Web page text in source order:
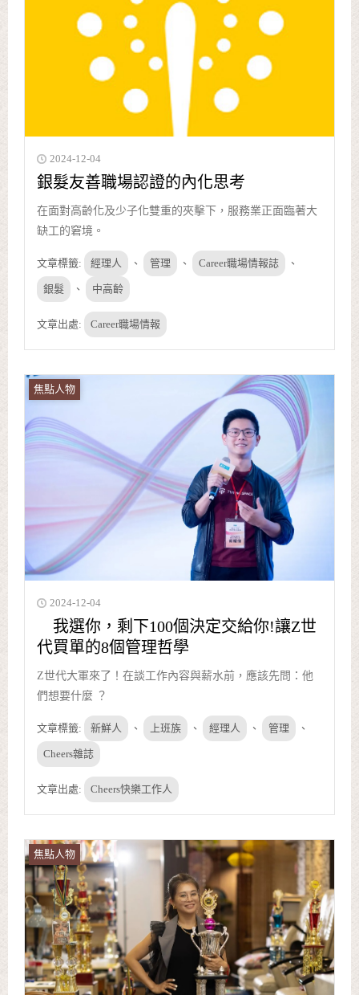
2024-12-04
銀髮友善職場認證的內化思考
在面對高齡化及少子化雙重的夾擊下，服務業正面臨著大
缺工的窘境。
文章標籤: 經理人 、 管理 、 Career職場情報誌 、
銀髮 、 中高齡
文章出處: Career職場情報
焦點人物
2024-12-04
我選你，剩下100個決定交給你!讓Z世
代買單的8個管理哲學
Z世代大軍來了！在談工作內容與薪水前，應該先問：他
們想要什麼 ？
文章標籤: 新鮮人 、 上班族 、 經理人 、 管理 、
Cheers雜誌
文章出處: Cheers快樂工作人
焦點人物